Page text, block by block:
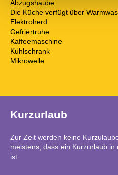
Abzugshaube
Die Küche verfügt über
Elektroherd
Gefriertruhe
Kaffeemaschine
Kühlschrank
Mikrowelle
Kurzurlaub
Zur Zeit werden keine
meistens, dass ein Kurzurlaub
ist.